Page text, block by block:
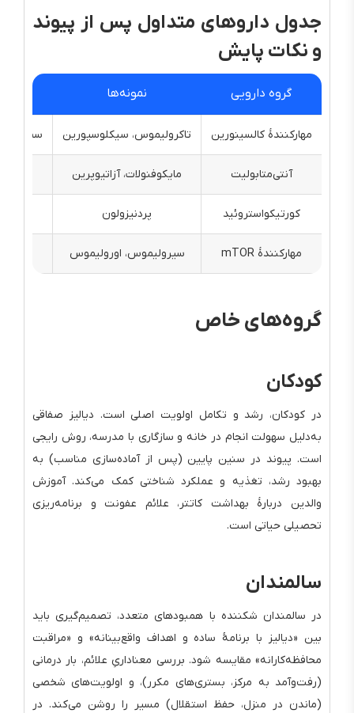
جدول داروهای متداول پس از پیوند
و نکات پایش
گروه دارویی نمونه‌ها
مهارکنندهٔ کالسینورین تاکرولیموس، سیکلوسپورین سطح
آنتی‌متابولیت مایکوفنولات، آزاتیوپرین
کورتیکواستروئید پردنیزولون
مهارکنندهٔ mTOR سیرولیموس، اورولیموس
گروه‌های خاص
کودکان
در کودکان، رشد و تکامل اولویت اصلی است. دیالیز صفاقی
به‌دلیل سهولت انجام در خانه و سازگاری با مدرسه، روش رایجی
است. پیوند در سنین پایین (پس از آماده‌سازی مناسب) به
بهبود رشد، تغذیه و عملکرد شناختی کمک می‌کند. آموزش
والدین دربارهٔ بهداشت کاتتر، علائم عفونت و برنامه‌ریزی
تحصیلی حیاتی است.
سالمندان
در سالمندان شکننده با همبودهای متعدد، تصمیم‌گیری باید
بین «دیالیز با برنامهٔ ساده و اهداف واقع‌بینانه» و «مراقبت
محافظه‌کارانه» مقایسه شود. بررسی معناداریِ علائم، بار درمانی
(رفت‌وآمد به مرکز، بستری‌های مکرر)، و اولویت‌های شخصی
(ماندن در منزل، حفظ استقلال) مسیر را روشن می‌کند. در